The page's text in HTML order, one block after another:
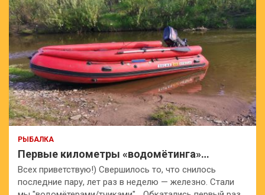
РЫБАЛКА
Первые километры «водомётинга»…
Всех приветствую!) Свершилось то, что снилось
последние пару, лет раз в неделю — железно. Стали